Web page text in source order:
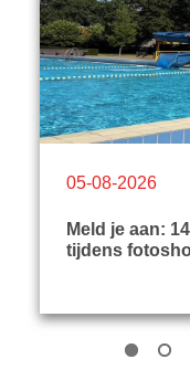
Meld je aan:
tijdens
05-08-2026